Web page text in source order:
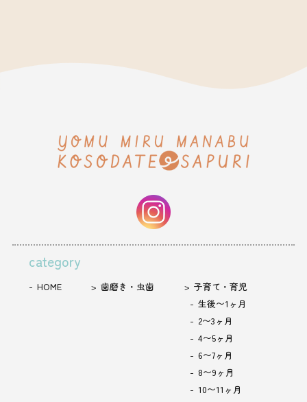
category
HOME 歯磨き・虫歯
子育て・育児
生後〜1ヶ月
2〜3ヶ月
4〜5ヶ月
6〜7ヶ月
8〜9ヶ月
10〜11ヶ月